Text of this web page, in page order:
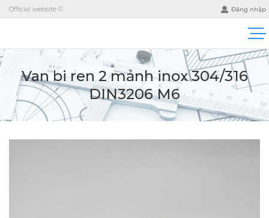
Official website © Đăng nhập
Van bi ren 2 mảnh inox 304/316
DIN3206 M6